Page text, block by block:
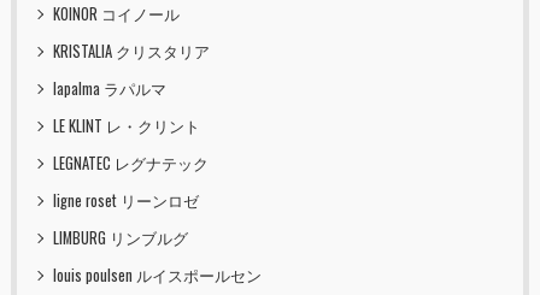
KOINOR コイノール
KRISTALIA クリスタリア
lapalma ラパルマ
LE KLINT レ・クリント
LEGNATEC レグナテック
ligne roset リーンロゼ
LIMBURG リンブルグ
louis poulsen ルイスポールセン